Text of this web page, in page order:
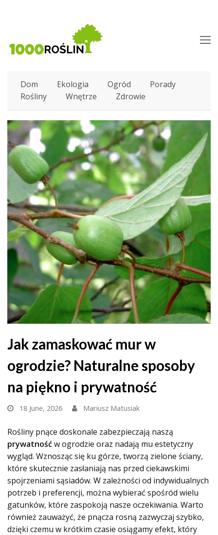
Dom Ekologia Ogród
Porady
Rośliny
Wnętrze Zdrowie
Jak zamaskować mur w
ogrodzie? Naturalne sposoby
na piękno i prywatność
18 June, 2026 Mariusz Matusiak
Rośliny pnące doskonale zabezpieczają naszą
prywatnośćw ogrodzie oraz nadają mu estetyczny
wygląd. Wznosząc się ku górze, tworzą zielone ściany,
które skutecznie zasłaniają nas przed ciekawskimi
spojrzeniami sąsiadów. W zależności od indywidualnych
potrzeb i preferencji, można wybierać spośród wielu
gatunków, które zaspokoją nasze oczekiwania. Warto
również zauważyć, że pnącza rosną zazwyczaj szybko,
dzięki czemu w krótkim czasie osiągamy efekt, który